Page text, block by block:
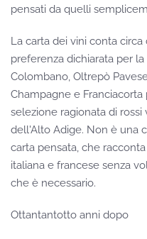
pensati da quelli
La carta dei vini conta
preferenza dichiarata per
Colombano, Oltrepò
Champagne e
selezione ragionata di
dell'Alto Adige. Non è una
carta pensata, che
italiana e francese senza
che è necessario.
Ottantantotto anni dopo